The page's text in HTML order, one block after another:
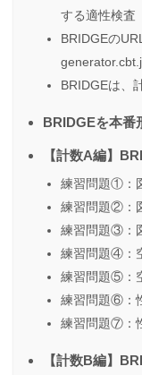
する適性検査
BRIDGEの
BRIDGEは、
BRIDGEを本番
【計数A編】
練習問題①：
練習問題②：
練習問題③：
練習問題④：
練習問題⑤：
練習問題⑥：
練習問題⑦：
【計数B編】